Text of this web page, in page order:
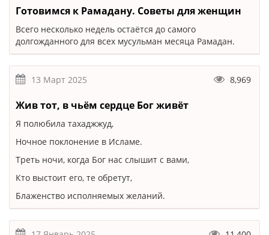
Готовимся к Рамадану. Советы для женщин
Всего несколько недель остаётся до самого
долгожданного для всех мусульман месяца Рамадан.
13 Март 2025 8,969
Жив тот, в чьём сердце Бог живёт
Я полюбила тахаджжуд,
Ночное поклонение в Исламе.
Треть ночи, когда Бог нас слышит с вами,
Кто выстоит его, те обретут,
Блаженство исполняемых желаний.